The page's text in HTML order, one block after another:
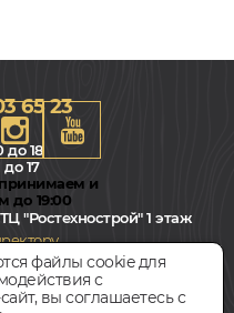
Влагостойкий
1 658руб.
65 23
до 18
до 17
и
до 19:00
"Ростехнострой" 1 этаж
парковка
файлы cookie для
с
вы соглашаетесь с